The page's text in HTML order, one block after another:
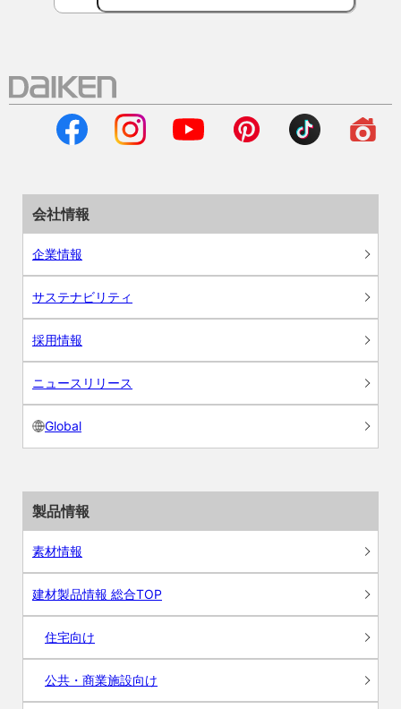
会社情報
企業情報
サステナビリティ
採用情報
ニュースリリース
Global
製品情報
素材情報
建材製品情報 総合TOP
住宅向け
公共・商業施設向け